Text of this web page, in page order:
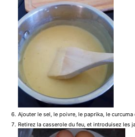
Ajouter le sel, le poivre, le paprika, le
Retirez la casserole du feu, et introduisez les